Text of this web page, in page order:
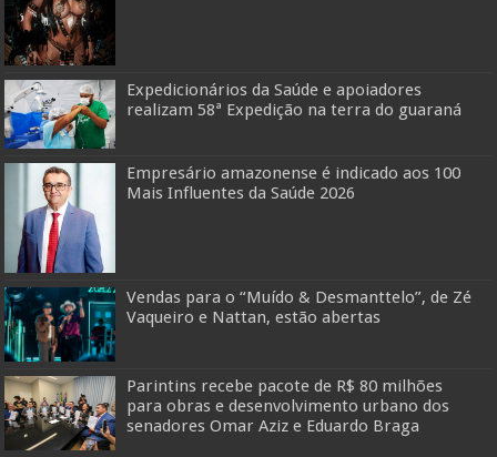
Expedicionários da Saúde e apoiadores
realizam 58ª Expedição na terra do guaraná
Empresário amazonense é indicado aos 100
Mais Influentes da Saúde 2026
Vendas para o “Muído & Desmanttelo”, de Zé
Vaqueiro e Nattan, estão abertas
Parintins recebe pacote de R$ 80 milhões
para obras e desenvolvimento urbano dos
senadores Omar Aziz e Eduardo Braga